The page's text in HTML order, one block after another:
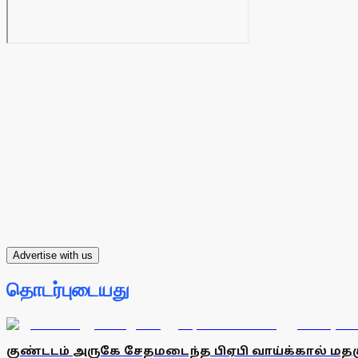
Advertise with us
தொடர்புடையது
குண்டடம் அருகே சேதமடைந்த பிஏபி வாய்க்கால்